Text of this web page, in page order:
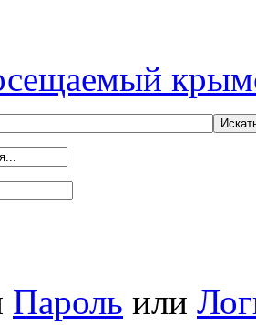
Пароль или